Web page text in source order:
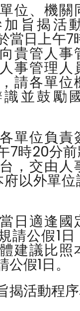
位、機關
旨揭活
當日上午
貴管人事
事管理人
請各單位
並鼓勵
單位負責
7時20分
，交由人
以外單位
日適逢國
請公假1
建議比照
假1日。
揭活動程序